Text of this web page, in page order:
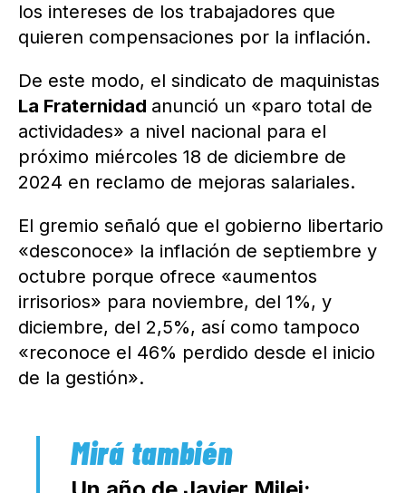
los intereses de los trabajadores que
quieren compensaciones por la inflación.
De este modo, el sindicato de maquinistas
La Fraternidad anunció un «paro total de
actividades» a nivel nacional para el
próximo miércoles 18 de diciembre de
2024 en reclamo de mejoras salariales.
El gremio señaló que el gobierno libertario
«desconoce» la inflación de septiembre y
octubre porque ofrece «aumentos
irrisorios» para noviembre, del 1%, y
diciembre, del 2,5%, así como tampoco
«reconoce el 46% perdido desde el inicio
de la gestión».